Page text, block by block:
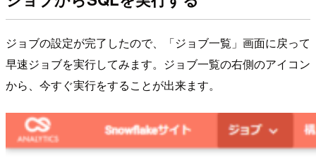
ジョブの設定が完了したので、「ジョブ一覧」画面に戻って
早速ジョブを実行してみます。ジョブ一覧の右側のアイコン
から、今すぐ実行をすることが出来ます。